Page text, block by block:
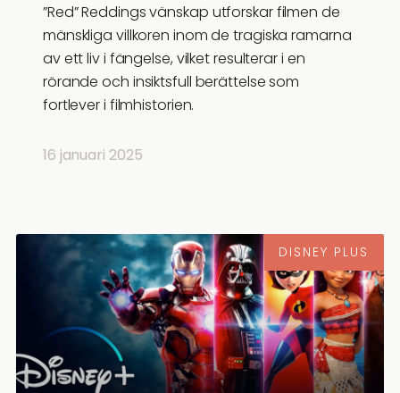
”Red” Reddings vänskap utforskar filmen de
mänskliga villkoren inom de tragiska ramarna
av ett liv i fängelse, vilket resulterar i en
rörande och insiktsfull berättelse som
fortlever i filmhistorien.
16 januari 2025
DISNEY PLUS